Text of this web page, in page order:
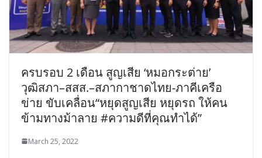
ครบรอบ 2 เดือน สูญเสีย ‘หมอกระต่าย’
วุฒิสภา–สสส.–สภากาชาดไทย-ภาคีเครือ
ข่าย ขับเคลื่อน“หยุดสูญเสีย หยุดรถ ให้คน
ข้ามทางม้าลาย #ความดีที่คุณทำได้”
March 25, 2022